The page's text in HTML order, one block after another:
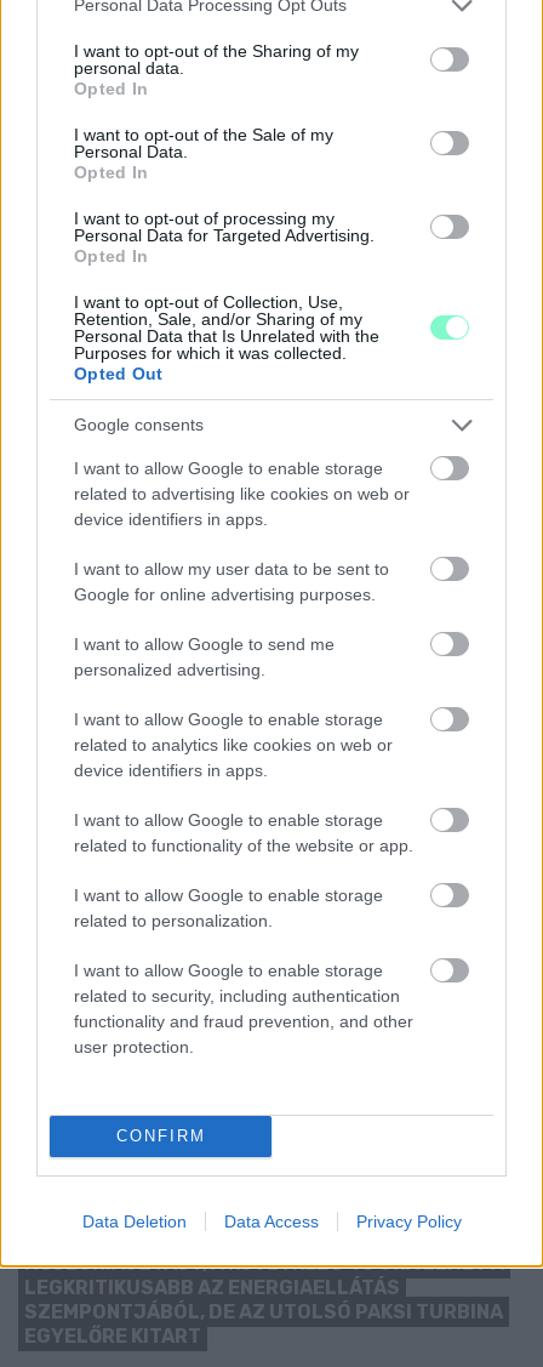
not limited to your visit or usage behaviour. You may click to
grant or deny consent to Google and its third-party tags to
use your data for below specified purposes in below Google
consent section.
Personal Data Processing Opt Outs
I want to opt-out of the Sharing of my
personal data.
Opted In
I want to opt-out of the Sale of my
Personal Data.
Opted In
I want to opt-out of processing my
Personal Data for Targeted Advertising.
Opted In
I want to opt-out of Collection, Use,
Retention, Sale, and/or Sharing of my
Personal Data that Is Unrelated with the
Purposes for which it was collected.
Opted Out
Google consents
I want to allow Google to enable storage
related to advertising like cookies on web or
device identifiers in apps.
I want to allow my user data to be sent to
Google for online advertising purposes.
I want to allow Google to send me
personalized advertising.
I want to allow Google to enable storage
related to analytics like cookies on web or
device identifiers in apps.
I want to allow Google to enable storage
related to functionality of the website or app.
I want to allow Google to enable storage
related to personalization.
I want to allow Google to enable storage
related to security, including authentication
functionality and fraud prevention, and other
user protection.
CONFIRM
Data Deletion Data Access Privacy Policy
LAKOSSÁGI FÓRUMON MUTATJÁK BE A
GYŐRSZENTIVÁNI KÖR TÉR FELÚJÍTÁSÁNAK
Augusztus 6-án a beruházás ütemezéséről és az új kerékpárút
építéséről is tájékoztatják az érdeklődőket.
Szólj hozzá!
A NAPOKBAN BEFEJEZŐDIK A GYŐRI
DÍSZKIVILÁGÍTÁS LEKAPCSOLÁSA
A város 77 helyszínén zajlik a munkavégzés, a Győr Projekt
kezelésében lévő épületek egy részét is érinti az intézkedés.
KÁNIKULA-AKTUÁL: MEGHOSSZABBÍTOTTÁK A
HŐSÉGRIASZTÁST, A KÖVETKEZŐ 48 ÓRA LEHET A
LEGKRITIKUSABB AZ ENERGIAELLÁTÁS
SZEMPONTJÁBÓL, DE AZ UTOLSÓ PAKSI TURBINA
EGYELŐRE KITART